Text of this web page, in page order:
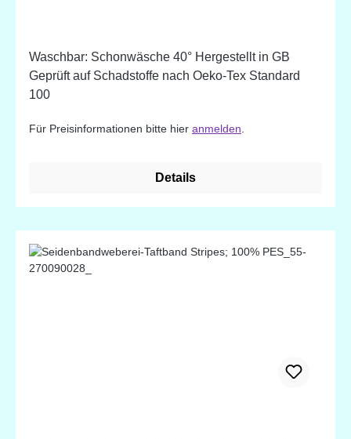
Waschbar: Schonwäsche 40° Hergestellt in GB
Geprüft auf Schadstoffe nach Oeko-Tex Standard
100
Für Preisinformationen bitte hier anmelden
Details